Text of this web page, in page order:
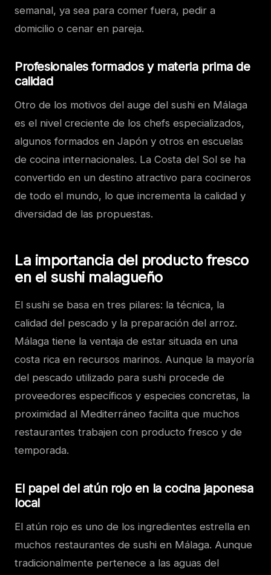
semanal, ya sea para comer fuera, pedir a
domicilio o cenar en pareja.
Profesionales formados y materia prima de
calidad
Otro de los motivos del auge del sushi en Málaga
es el nivel creciente de los chefs especializados,
algunos formados en Japón y otros en escuelas
de cocina internacionales. La Costa del Sol se ha
convertido en un destino atractivo para cocineros
de todo el mundo, lo que incrementa la calidad y
diversidad de las propuestas.
La importancia del producto fresco
en el sushi malagueño
El sushi se basa en tres pilares: la técnica, la
calidad del pescado y la preparación del arroz.
Málaga tiene la ventaja de estar situada en una
costa rica en recursos marinos. Aunque la mayoría
del pescado utilizado para sushi procede de
proveedores específicos y especies concretas, la
proximidad al Mediterráneo facilita que muchos
restaurantes trabajen con producto fresco y de
temporada.
El papel del atún rojo en la cocina japonesa
local
El atún rojo es uno de los ingredientes estrella en
muchos restaurantes de sushi en Málaga. Aunque
tradicionalmente pertenece a las aguas del